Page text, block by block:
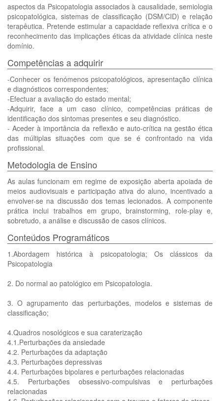
aspectos da Psicopatologia associados à causalidade, semiologia
psicopatológica, sistemas de classificação (DSM/CID) e relação
terapêutica. Pretende estimular a capacidade reflexiva crítica e o
reconhecimento das implicações éticas da atividade clínica neste
domínio.
Competências a adquirir
-Conhecer os fenómenos psicopatológicos, apresentação clínica
e diagnósticos correspondentes;
-Efectuar a avaliação do estado mental;
-Adquirir, face a um caso clínico, competências práticas de
identificação dos sintomas presentes e seu diagnóstico.
- Aceder à importância da reflexão e auto-crítica na gestão ética
das múltiplas situações com que se é confrontado na vida
profissional.
Metodologia de Ensino
As aulas funcionam em regime de exposição aberta apoiada de
meios audiovisuais e participação ativa do aluno, incentivado a
envolver-se na discussão dos temas lecionados. A componente
prática inclui trabalhos em grupo, brainstorming, role-play e,
sobretudo, a análise e discussão de casos clínicos.
Conteúdos Programáticos
1.Abordagem histórica à psicopatologia; Os clássicos da
Psicopatologia
2. Do normal ao patológico em Psicopatologia.
3. O agrupamento das perturbações, modelos e sistemas de
classificação;
4.Quadros nosológicos e sua caraterização
4.1.Perturbações da ansiedade
4.2. Perturbações da adaptação
4.3. Perturbações depressivas
4.4. Perturbações bipolares e perturbações relacionadas
4.5. Perturbações obsessivo-compulsivas e perturbações
relacionadas